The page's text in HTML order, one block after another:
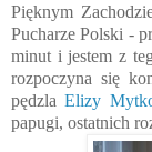
Pięknym
Pucharze Polski -
minut i jestem z
rozpoczyna się
pędzlaElizy
papugi, ostatnich